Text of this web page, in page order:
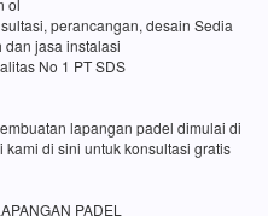
ol
perancangan, desain Sedia
jasa instalasi
No 1 PT SDS
lapangan padel dimulai di
di sini untuk konsultasi gratis
PADEL